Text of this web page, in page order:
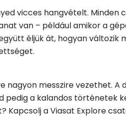
vicces hangvételt. Minden
van – például amikor a
éljük át, hogyan változik
nagyon messzire vezethet. A
pedig a kalandos történetek
Kapcsolj a Viasat Explore